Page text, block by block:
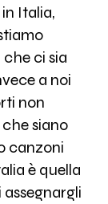
Italia,
ci sia
a noi
non
siano
canzoni
è quella